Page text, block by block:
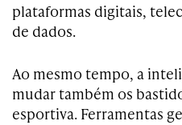
plataformas digitais,
de dados.
Ao mesmo tempo, a
mudar também os
esportiva. Ferramentas